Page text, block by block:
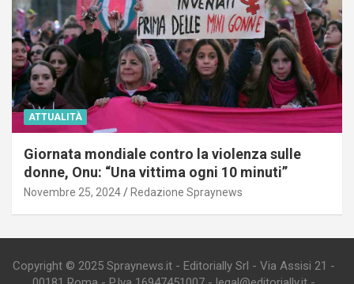
ATTUALITÀ
Giornata mondiale contro la violenza sulle
donne, Onu: “Una vittima ogni 10 minuti”
Novembre 25, 2024 Redazione Spraynews
Copyright © 2025 Spraynews.it - Editorially Srl - Via Assisi 21 -